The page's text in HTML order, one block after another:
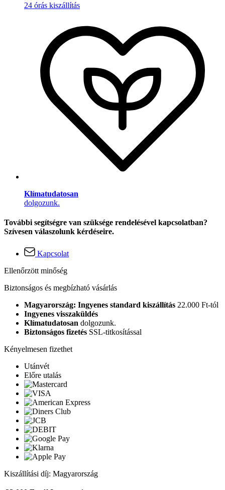
24 órás kiszállítás
Klímatudatosan
dolgozunk.
További segítségre van szüksége rendelésével kapcsolatban?
Szívesen válaszolunk kérdéseire.
Kapcsolat
Ellenőrzött minőség
Biztonságos és megbízható vásárlás
Magyarország: Ingyenes standard kiszállítás 22.000 Ft-tól
Ingyenes visszaküldés
Klímatudatosan dolgozunk.
Biztonságos fizetés SSL-titkosítással
Kényelmesen fizethet
Utánvét
Előre utalás
Kiszállítási díj: Magyarország